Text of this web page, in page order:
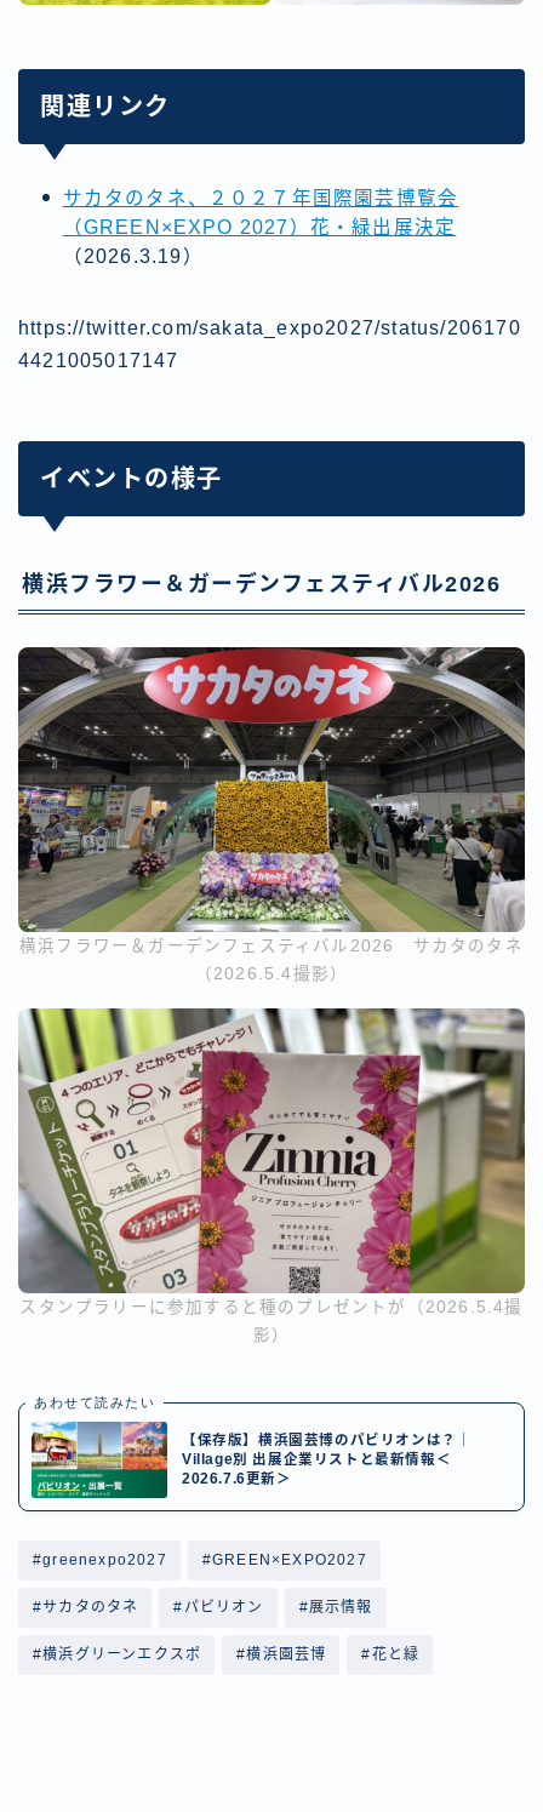
関連リンク
サカタのタネ、２０２７年国際園芸博覧会
（GREEN×EXPO 2027）花・緑出展決定
（2026.3.19）
https://twitter.com/sakata_expo2027/status/206170
4421005017147
イベントの様子
横浜フラワー＆ガーデンフェスティバル2026
横浜フラワー＆ガーデンフェスティバル2026 サカタのタネ
（2026.5.4撮影）
スタンプラリーに参加すると種のプレゼントが（2026.5.4撮
影）
あわせて読みたい
【保存版】横浜園芸博のパビリオンは？｜
Village別 出展企業リストと最新情報＜
2026.7.6更新＞
#greenexpo2027 #GREEN×EXPO2027
#サカタのタネ #パビリオン #展示情報
#横浜グリーンエクスポ #横浜園芸博 #花と緑